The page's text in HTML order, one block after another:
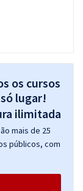
os cursos
lugar!
mais de 25
públicos, com